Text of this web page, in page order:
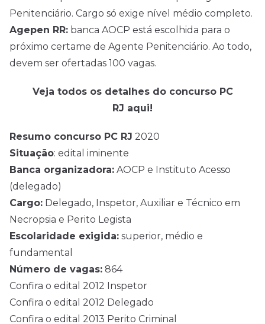
Penitenciário. Cargo só exige nível médio completo.
Agepen RR: banca AOCP está escolhida para o
próximo certame de Agente Penitenciário. Ao todo,
devem ser ofertadas 100 vagas.
Veja todos os detalhes do concurso PC
RJ aqui!
Resumo concurso PC RJ 2020
Situação: edital iminente
Banca organizadora: AOCP e Instituto Acesso
(delegado)
Cargo: Delegado, Inspetor, Auxiliar e Técnico em
Necropsia e Perito Legista
Escolaridade exigida: superior, médio e
fundamental
Número de vagas: 864
Confira o edital 2012 Inspetor
Confira o edital 2012 Delegado
Confira o edital 2013 Perito Criminal